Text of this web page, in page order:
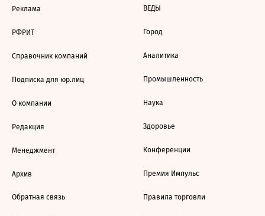
Реклама
РФРИТ
Справочник компаний
Подписка для юр.лиц
О компании
Редакция
Менеджмент
Архив
Обратная связь
ВЕДЫ
Город
Аналитика
Промышленность
Наука
Здоровье
Конференции
Премия Импульс
Правила торговли